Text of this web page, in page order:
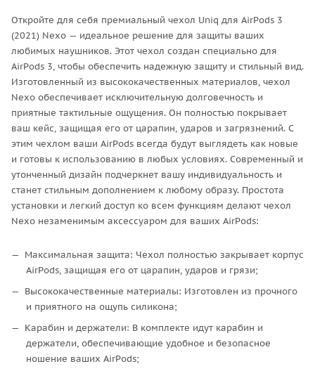
Откройте для себя премиальный чехол Uniq для AirPods 3
(2021) Nexo — идеальное решение для защиты ваших
любимых наушников. Этот чехол создан специально для
AirPods 3, чтобы обеспечить надежную защиту и стильный вид.
Изготовленный из высококачественных материалов, чехол
Nexo обеспечивает исключительную долговечность и
приятные тактильные ощущения. Он полностью покрывает
ваш кейс, защищая его от царапин, ударов и загрязнений. С
этим чехлом ваши AirPods всегда будут выглядеть как новые
и готовы к использованию в любых условиях. Современный и
утонченный дизайн подчеркнет вашу индивидуальность и
станет стильным дополнением к любому образу. Простота
установки и легкий доступ ко всем функциям делают чехол
Nexo незаменимым аксессуаром для ваших AirPods:
Максимальная защита: Чехол полностью закрывает корпус
AirPods, защищая его от царапин, ударов и грязи;
Высококачественные материалы: Изготовлен из прочного
и приятного на ощупь силикона;
Карабин и держатели: В комплекте идут карабин и
держатели, обеспечивающие удобное и безопасное
ношение ваших AirPods;